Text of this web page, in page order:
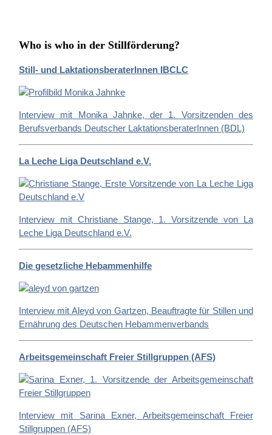
Who is who in der Stillförderung?
Still- und LaktationsberaterInnen IBCLC
Interview mit Monika Jahnke, der 1. Vorsitzenden des
Berufsverbands Deutscher LaktationsberaterInnen (BDL)
La Leche Liga Deutschland e.V.
Interview mit Christiane Stange, 1. Vorsitzende von La
Leche Liga Deutschland e.V.
Die gesetzliche Hebammenhilfe
Interview mit Aleyd von Gartzen, Beauftragte für Stillen und
Ernährung des Deutschen Hebammenverbands
Arbeitsgemeinschaft Freier Stillgruppen (AFS)
Interview mit Sarina Exner, Arbeitsgemeinschaft Freier
Stillgruppen (AFS)